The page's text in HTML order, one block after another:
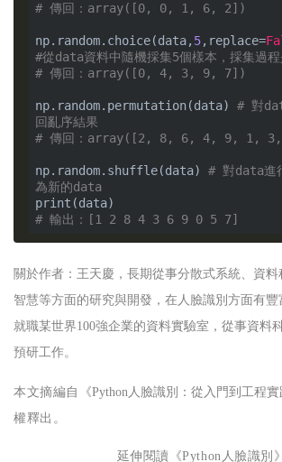
# 傳回：array([0, 0, 1, 6, 2])
np.random.choice(data, 5,replace=
#從data資料中隨機採集5個樣本，採集過
# 傳回：array([0, 4, 3, 9, 7])
np.random.permutation(data) # 對
回亂序結果
# 傳回：array([2, 8, 6, 4, 9, 1,
np.random.shuffle(data) # 對data進
為新的data
# 輸出：[1 2 8 4 3 6 9 0 5 7]
關於作者： 王天慶，長期從事分散式系統、資
智慧等方面的研究與開發，在人臉識別方面有
就職某世界100強企業的資料實驗室，從事資料
預研工作。
本文摘編自《Python人臉識別：從入門到工程實
權釋出。
延伸閱讀《Python人臉識別 》